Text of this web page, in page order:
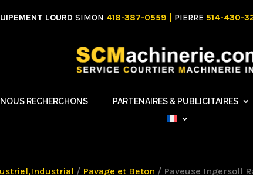
LOURD SIMON 418-387-0559 PIERRE 514-430-
NOUS RECHERCHONS PARTENAIRES & PUBLICITAIRES
/ Pavage et Beton / Paveuse Ingersoll